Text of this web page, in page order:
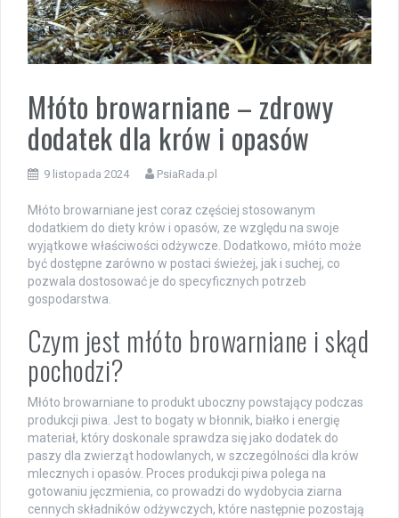
Młóto browarniane – zdrowy
dodatek dla krów i opasów
9 listopada 2024 PsiaRada.pl
Młóto browarniane jest coraz częściej stosowanym
dodatkiem do diety krów i opasów, ze względu na swoje
wyjątkowe właściwości odżywcze. Dodatkowo, młóto może
być dostępne zarówno w postaci świeżej, jak i suchej, co
pozwala dostosować je do specyficznych potrzeb
gospodarstwa.
Czym jest młóto browarniane i skąd
pochodzi?
Młóto browarniane to produkt uboczny powstający podczas
produkcji piwa. Jest to bogaty w błonnik, białko i energię
materiał, który doskonale sprawdza się jako dodatek do
paszy dla zwierząt hodowlanych, w szczególności dla krów
mlecznych i opasów. Proces produkcji piwa polega na
gotowaniu jęczmienia, co prowadzi do wydobycia ziarna
cennych składników odżywczych, które następnie pozostają